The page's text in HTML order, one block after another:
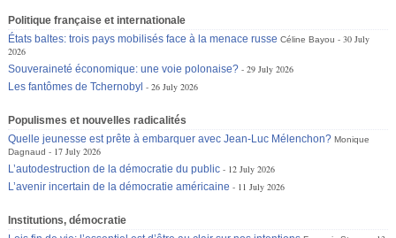
Politique française et internationale
États baltes: trois pays mobilisés face à la menace russe Céline Bayou
30 July
2026
Souveraineté économique: une voie polonaise?
29 July 2026
Les fantômes de Tchernobyl
26 July 2026
Populismes et nouvelles radicalités
Quelle jeunesse est prête à embarquer avec Jean-Luc Mélenchon? Monique
Dagnaud
17 July 2026
L’autodestruction de la démocratie du public
12 July 2026
L’avenir incertain de la démocratie américaine
11 July 2026
Institutions, démocratie